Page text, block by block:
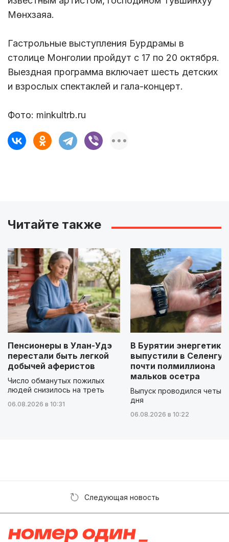
Мөнхзаяа.
Гастрольные выступления Бурдрамы в
столице Монголии пройдут с 17 по 20 октября.
Выездная программа включает шесть детских
и взрослых спектаклей и гала-концерт.
Фото: minkultrb.ru
Читайте также
Пенсионеры в Улан-Удэ
перестали быть легкой
добычей аферистов
Число обманутых пожилых
людей снизилось на треть
06.08.2026 в 10:31
В Бурятии энергетики
выпустили в Селенгу
почти полмиллиона
мальков осетра
Выпуск проводился
дня
06.08.2026 в 10:22
Следующая новость